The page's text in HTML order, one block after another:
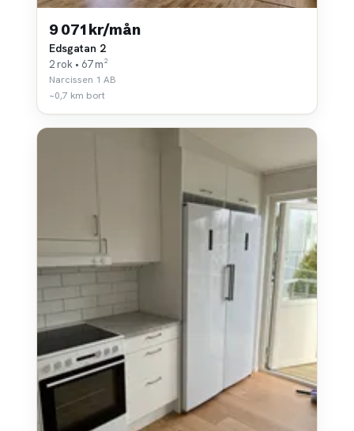
9 071 kr/mån
Edsgatan 2
2 rok • 67 m²
Narcissen 1 AB
~0,7 km bort